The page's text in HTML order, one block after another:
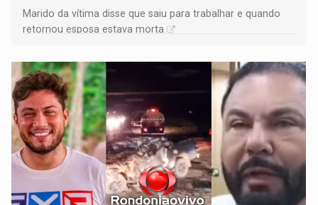
Marido da vítima disse que saiu para trabalhar e quando
retornou esposa estava morta